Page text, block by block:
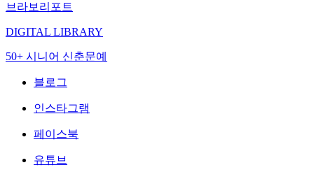
브라보리포트
DIGITAL LIBRARY
50+ 시니어 신춘문예
블로그
인스타그램
페이스북
유튜브